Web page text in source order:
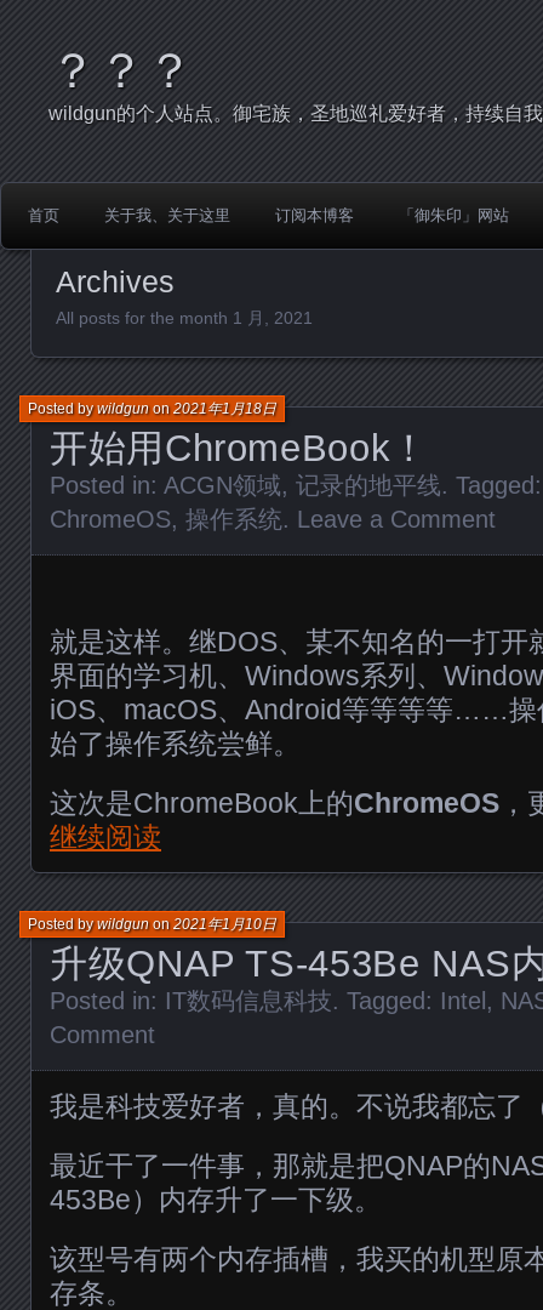
？？？
wildgun的个人站点。御宅族，圣地巡礼爱好者，持续自
首页 关于我、关于这里 订阅本博客 「御朱印」网站
Archives
All posts for the month 1 月, 2021
开始用ChromeBook！
Posted bywildgunon2021年1月18日
Posted in: ACGN领域, 记录的地平线.
ChromeOS, 操作系统. Leave a Comment
就是这样。继DOS、某不知名的一打开
界面的学习机、Windows系列、
iOS、macOS、Android等等等等……操
始了操作系统尝鲜。
这次是ChromeBook上的ChromeOS
继续阅读
升级QNAP TS-453Be NAS
Posted bywildgunon2021年1月10日
Posted in: IT数码信息科技. Tagged: Intel,
Comment
我是科技爱好者，真的。不说我都忘了
最近干了一件事，那就是把QNAP的
453Be）内存升了一下级。
该型号有两个内存插槽，我买的机型原
存条。